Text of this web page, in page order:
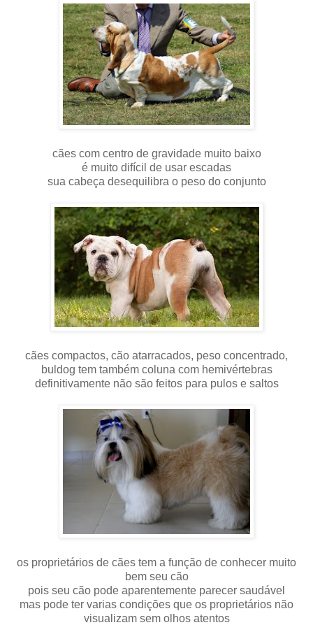
cães com centro de gravidade muito baixo
é muito difícil de usar escadas
sua cabeça desequilibra o peso do conjunto
cães compactos, cão atarracados, peso concentrado,
buldog tem também coluna com hemivértebras
definitivamente não são feitos para pulos e saltos
os proprietários de cães tem a função de conhecer muito
bem seu cão
pois seu cão pode aparentemente parecer saudável
mas pode ter varias condições que os proprietários não
visualizam sem olhos atentos